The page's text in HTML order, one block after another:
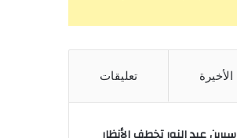
الأخيرة تعليقات